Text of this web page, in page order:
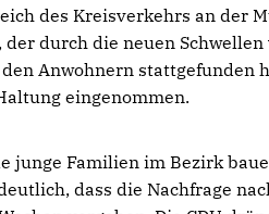
des Kreisverkehrs an der
durch die neuen
Anwohnern stattgefunden
eingenommen.
junge Familien im Bezirk
dass die Nachfrage